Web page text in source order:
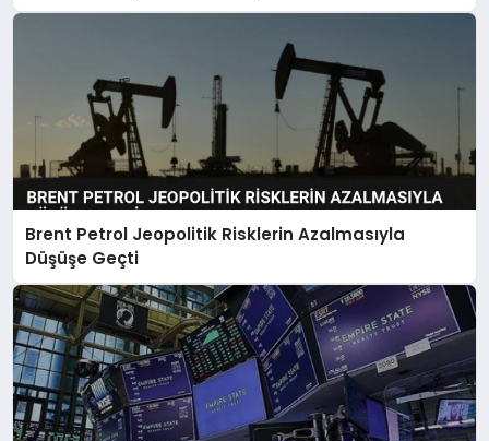
Brent Petrol Jeopolitik Risklerin Azalmasıyla
Düşüşe Geçti